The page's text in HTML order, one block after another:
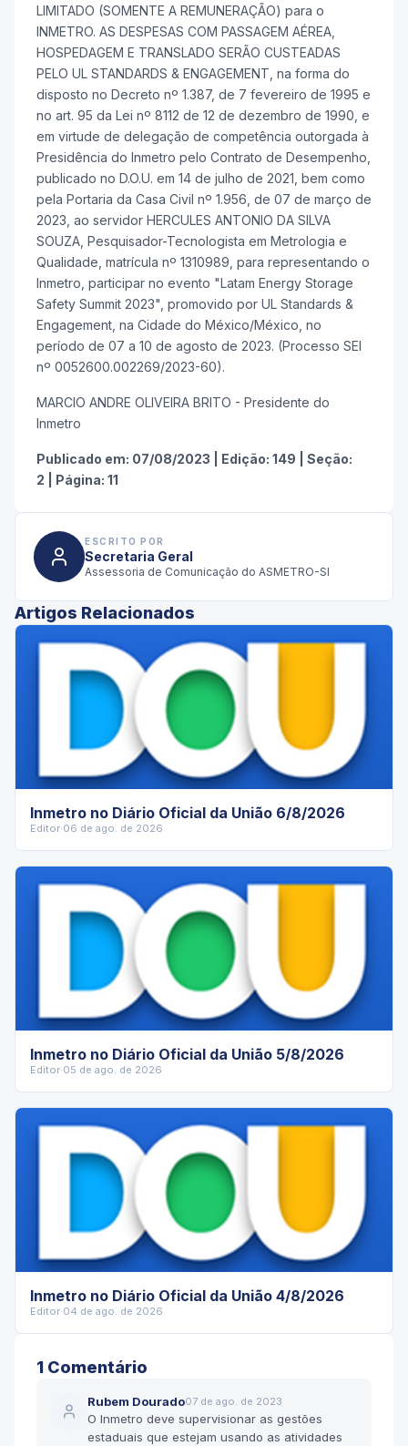
LIMITADO (SOMENTE A REMUNERAÇÃO) para o
INMETRO. AS DESPESAS COM PASSAGEM AÉREA,
HOSPEDAGEM E TRANSLADO SERÃO CUSTEADAS
PELO UL STANDARDS & ENGAGEMENT, na forma do
disposto no Decreto nº 1.387, de 7 fevereiro de 1995 e
no art. 95 da Lei nº 8112 de 12 de dezembro de 1990, e
em virtude de delegação de competência outorgada à
Presidência do Inmetro pelo Contrato de Desempenho,
publicado no D.O.U. em 14 de julho de 2021, bem como
pela Portaria da Casa Civil nº 1.956, de 07 de março de
2023, ao servidor HERCULES ANTONIO DA SILVA
SOUZA, Pesquisador-Tecnologista em Metrologia e
Qualidade, matrícula nº 1310989, para representando o
Inmetro, participar no evento "Latam Energy Storage
Safety Summit 2023", promovido por UL Standards &
Engagement, na Cidade do México/México, no
período de 07 a 10 de agosto de 2023. (Processo SEI
nº 0052600.002269/2023-60).
MARCIO ANDRE OLIVEIRA BRITO - Presidente do
Inmetro
Publicado em: 07/08/2023 Edição: 149
Seção:
2
Página: 11
ESCRITO POR
Secretaria Geral
Assessoria de Comunicação do ASMETRO-SI
Artigos Relacionados
Inmetro no Diário Oficial da União 6/8/2026
Editor·06 de ago. de 2026
Inmetro no Diário Oficial da União 5/8/2026
Editor·05 de ago. de 2026
Inmetro no Diário Oficial da União 4/8/2026
Editor·04 de ago. de 2026
1 Comentário
Rubem Dourado07 de ago. de 2023
O Inmetro deve supervisionar as gestões
estaduais que estejam usando as atividades